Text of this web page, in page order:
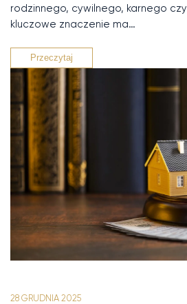
rodzinnego, cywilnego, karnego
kluczowe znaczenie ma…
Przeczytaj
28 GRUDNIA 2025